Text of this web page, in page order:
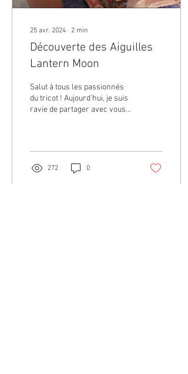
25 avr. 2024 ∙ 2 min
Découverte des Aiguilles
Lantern Moon
Salut à tous les passionnés
du tricot ! Aujourd'hui, je suis
ravie de partager avec vous
272 0